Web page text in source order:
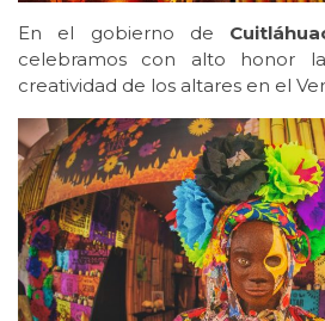
En el gobierno de
celebramos con alto honor
creatividad de los altares en el